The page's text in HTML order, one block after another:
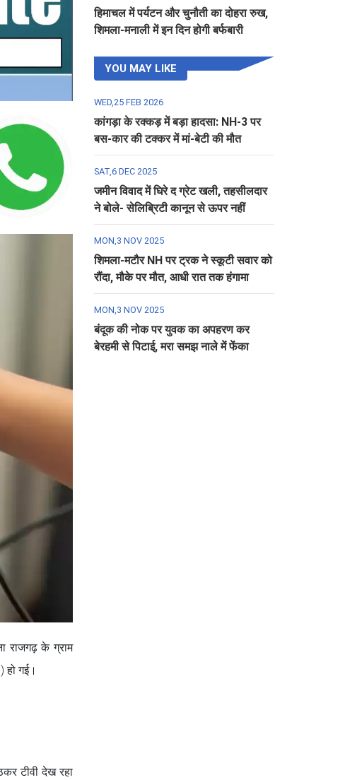
राजगढ़ के ग्राम
गई।
टीवी देख रहा
हिमाचल में पर्यटन और चुनौती का दोहरा रुख,
शिमला-मनाली में इन दिन होगी बर्फबारी
YOU MAY LIKE
WED,25 FEB 2026
कांगड़ा के रक्कड़ में बड़ा हादसा: NH-3 पर
बस-कार की टक्कर में मां-बेटी की मौत
SAT,6 DEC 2025
जमीन विवाद में घिरे द ग्रेट खली, तहसीलदार
ने बोले- सेलिब्रिटी कानून से ऊपर नहीं
MON,3 NOV 2025
शिमला-मटौर NH पर ट्रक ने स्कूटी सवार को
रौंदा, मौके पर मौत, आधी रात तक हंगामा
MON,3 NOV 2025
बंदूक की नोक पर युवक का अपहरण कर
बेरहमी से पिटाई, मरा समझ नाले में फेंका